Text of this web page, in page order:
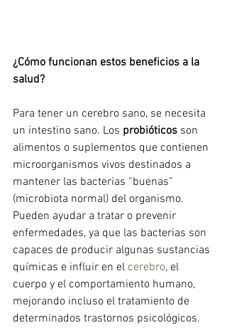
¿Cómo funcionan estos beneficios a la
salud?
Para tener un cerebro sano, se necesita
un intestino sano. Los probióticos son
alimentos o suplementos que contienen
microorganismos vivos destinados a
mantener las bacterias “buenas”
(microbiota normal) del organismo.
Pueden ayudar a tratar o prevenir
enfermedades, ya que las bacterias son
capaces de producir algunas sustancias
químicas e influir en el cerebro, el
cuerpo y el comportamiento humano,
mejorando incluso el tratamiento de
determinados trastornos psicológicos.